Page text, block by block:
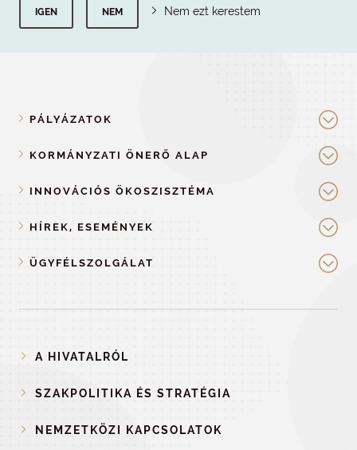
IGEN NEM Nem ezt kerestem
PÁLYÁZATOK
KORMÁNYZATI ÖNERŐ ALAP
INNOVÁCIÓS ÖKOSZISZTÉMA
HÍREK, ESEMÉNYEK
ÜGYFÉLSZOLGÁLAT
A HIVATALRÓL
SZAKPOLITIKA ÉS STRATÉGIA
NEMZETKÖZI KAPCSOLATOK